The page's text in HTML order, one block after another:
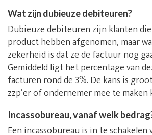
Wat zijn dubieuze debiteuren?
Dubieuze debiteuren zijn klanten
product hebben afgenomen, maar
zekerheid is dat ze de factuur nog
Gemiddeld ligt het percentage van
facturen rond de 3%. De kans is
zzp’er of ondernemer mee te
Incassobureau, vanaf welk
Een incassobureau is in te schakelen